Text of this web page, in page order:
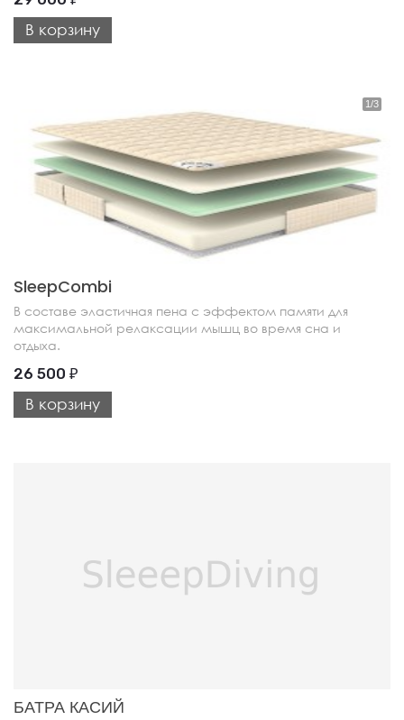
В корзину
SleepCombi
В составе эластичная пена с эффектом памяти для
максимальной релаксации мышц во время сна и
отдыха.
26 500 ₽
В корзину
БАТРА КАСИЙ